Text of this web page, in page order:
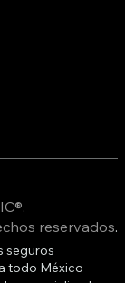
reservados.
seguros
todo México